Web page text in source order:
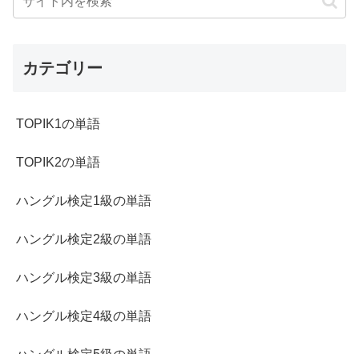
カテゴリー
TOPIK1の単語
TOPIK2の単語
ハングル検定1級の単語
ハングル検定2級の単語
ハングル検定3級の単語
ハングル検定4級の単語